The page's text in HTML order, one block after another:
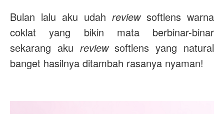
Bulan lalu aku udah reviewsoftlens warna
coklat yang bikin mata berbinar-binar
sekarang aku reviewsoftlens yang natural
banget hasilnya ditambah rasanya nyaman!